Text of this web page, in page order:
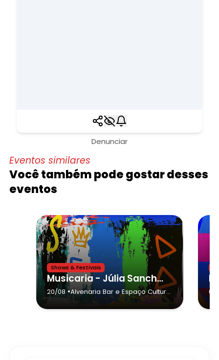
Denunciar
Eventos similares
Você também pode gostar desses
eventos
Shows & Festivais
Musicaria - Júlia Sanchez
20/08 •Alvenaria Bar e Espaço Cultural
- São Paulo